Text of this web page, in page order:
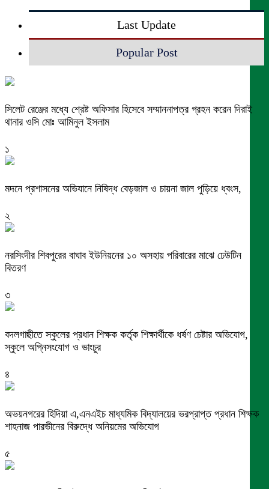
Last Update
Popular Post
সিলেট রেঞ্জের মধ্যে শ্রেষ্ট অফিসার হিসেবে সম্মাননাপত্র গ্রহন করেন দিরাই
থানার ওসি মোঃ আমিনুল ইসলাম
১
মদনে প্রশাসনের অভিযানে নিষিদ্ধ বেড়জাল ও চায়না জাল পুড়িয়ে ধ্বংস,
২
নরসিংদীর শিবপুরের বাঘাব ইউনিয়নের ১০ অসহায় পরিবারের মাঝে ঢেউটিন
বিতরণ
৩
বদলগাছীতে স্কুলের প্রধান শিক্ষক কর্তৃক শিক্ষার্থীকে ধর্ষণ চেষ্টার অভিযোগ,
স্কুলে অগ্নিসংযোগ ও ভাংচুর
৪
অভয়নগরের হিদিয়া এ,এনএইচ মাধ্যমিক বিদ্যালয়ের ভরপ্রাপ্ত প্রধান শিক্ষক
শাহনাজ পারভীনের বিরুদ্ধে অনিয়মের অভিযোগ
৫